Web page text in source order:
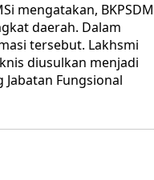
mengatakan, BKPSDM
daerah. Dalam
tersebut. Lakhsmi
diusulkan menjadi
Fungsional